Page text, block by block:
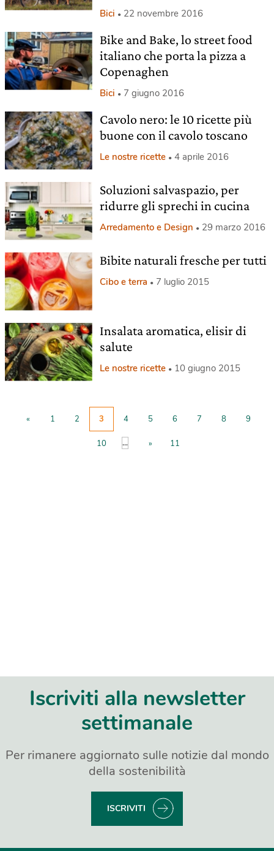
Bici 22 novembre 2016
Bike and Bake, lo street food
italiano che porta la pizza a
Copenaghen
Bici 7 giugno 2016
Cavolo nero: le 10 ricette più
buone con il cavolo toscano
Le nostre ricette 4 aprile 2016
Soluzioni salvaspazio, per
ridurre gli sprechi in cucina
Arredamento e Design 29 marzo 2016
Bibite naturali fresche per tutti
Cibo e terra 7 luglio 2015
Insalata aromatica, elisir di
salute
Le nostre ricette 10 giugno 2015
« 1 2 3 4 5 6 7 8 9
10 ... » 11
Iscriviti alla newsletter
settimanale
Per rimanere aggiornato sulle notizie dal mondo
della sostenibilità
ISCRIVITI